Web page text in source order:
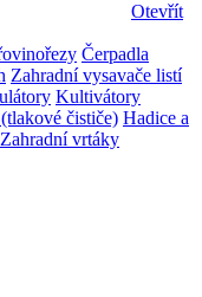
Otevřít
Čerpadla
Zahradní vysavače listí
Kultivátory
čističe) Hadice a
Zahradní vrtáky